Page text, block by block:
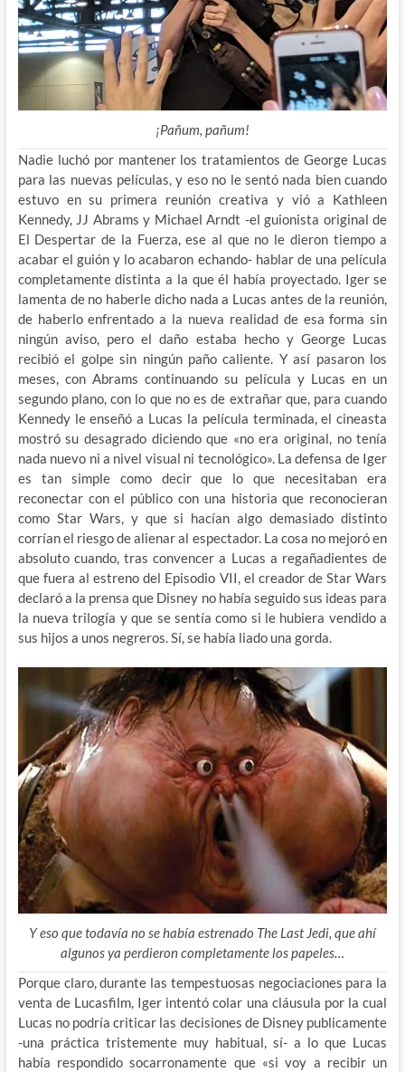
¡Pañum, pañum!
Nadie luchó por mantener los tratamientos de George Lucas
para las nuevas películas, y eso no le sentó nada bien cuando
estuvo en su primera reunión creativa y vió a Kathleen
Kennedy, JJ Abrams y Michael Arndt -el guionista original de
El Despertar de la Fuerza, ese al que no le dieron tiempo a
acabar el guión y lo acabaron echando- hablar de una película
completamente distinta a la que él había proyectado. Iger se
lamenta de no haberle dicho nada a Lucas antes de la reunión,
de haberlo enfrentado a la nueva realidad de esa forma sin
ningún aviso, pero el daño estaba hecho y George Lucas
recibió el golpe sin ningún paño caliente. Y así pasaron los
meses, con Abrams continuando su película y Lucas en un
segundo plano, con lo que no es de extrañar que, para cuando
Kennedy le enseñó a Lucas la película terminada, el cineasta
mostró su desagrado diciendo que «no era original, no tenía
nada nuevo ni a nivel visual ni tecnológico». La defensa de Iger
es tan simple como decir que lo que necesitaban era
reconectar con el público con una historia que reconocieran
como Star Wars, y que si hacían algo demasiado distinto
corrían el riesgo de alienar al espectador. La cosa no mejoró en
absoluto cuando, tras convencer a Lucas a regañadientes de
que fuera al estreno del Episodio VII, el creador de Star Wars
declaró a la prensa que Disney no había seguido sus ideas para
la nueva trilogía y que se sentía como si le hubiera vendido a
sus hijos a unos negreros. Sí, se había liado una gorda.
Y eso que todavía no se había estrenado The Last Jedi, que ahí
algunos ya perdieron completamente los papeles…
Porque claro, durante las tempestuosas negociaciones para la
venta de Lucasfilm, Iger intentó colar una cláusula por la cual
Lucas no podría criticar las decisiones de Disney publicamente
-una práctica tristemente muy habitual, sí- a lo que Lucas
había respondido socarronamente que «si voy a recibir un